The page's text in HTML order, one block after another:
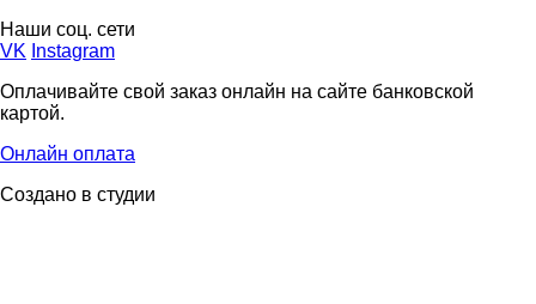
Наши соц. сети
VK Instagram
Оплачивайте свой заказ онлайн на сайте банковской
картой.
Онлайн оплата
Создано в студии